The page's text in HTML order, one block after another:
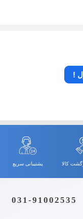
!
کالا پشتیبانی سریع
031-91002535